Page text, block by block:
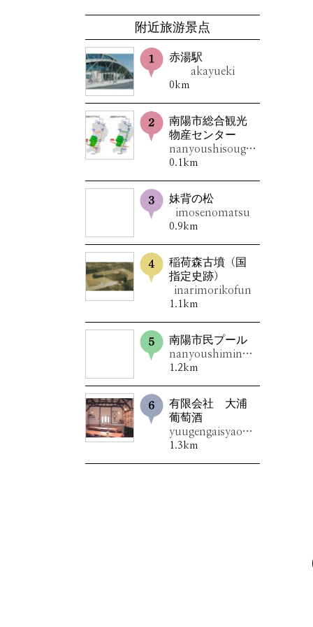
附近旅游景点
赤湯駅
akayueki
0km
南陽市総合観光
物産センター
nanyoushisougoukankoubussansentâ
0.1km
妹背の松
imosenomatsu
0.9km
稲荷森古墳（国
指定史跡）
inarimorikofun
1.1km
南陽市民プール
nanyoushiminpûru
1.2km
有限会社 大浦
葡萄酒
yuugengaisyaoourabudousyu
1.3km